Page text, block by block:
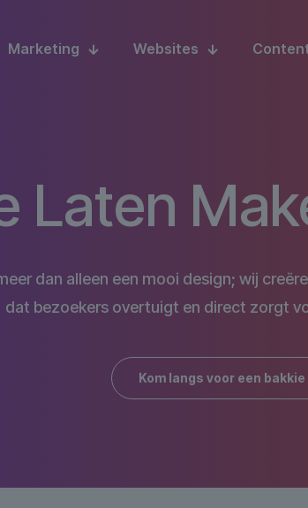
Marketing Websites
Laten
dan alleen een mooi design; wij
dat bezoekers overtuigt en direct zorgt
Kom langs voor een bakkie